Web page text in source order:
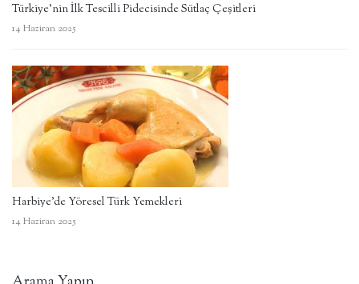
Türkiye’nin İlk Tescilli Pidecisinde Sütlaç Çeşitleri
14 Haziran 2025
Harbiye’de Yöresel Türk Yemekleri
14 Haziran 2025